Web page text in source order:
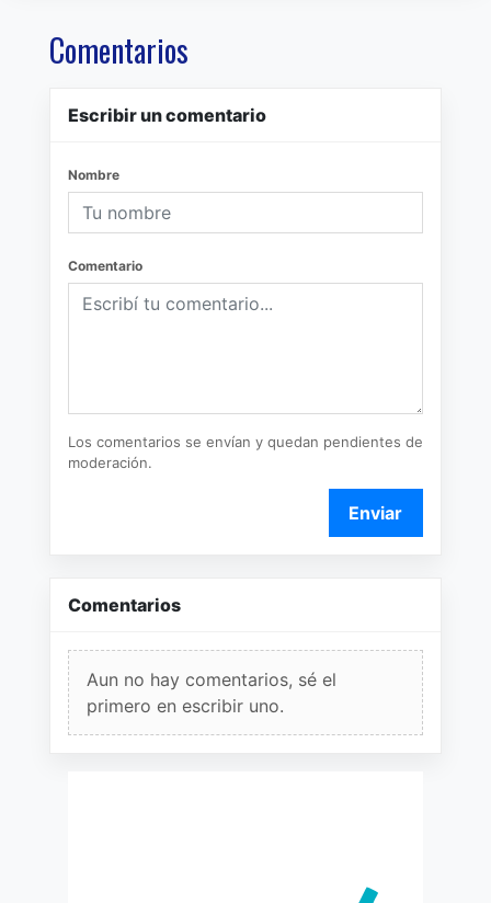
Comentarios
Escribir un comentario
Nombre
Comentario
Los comentarios se envían y quedan pendientes de
moderación.
Enviar
Comentarios
Aun no hay comentarios, sé el
primero en escribir uno.